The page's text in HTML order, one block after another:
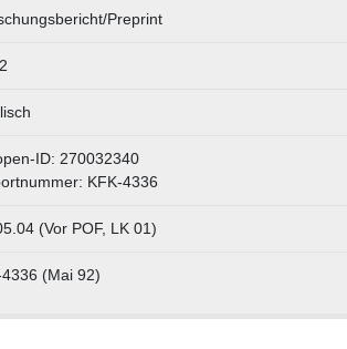
Preprint
ID: 270032340
KFK-4336
(Vor POF, LK 01)
4336 (Mai 92)